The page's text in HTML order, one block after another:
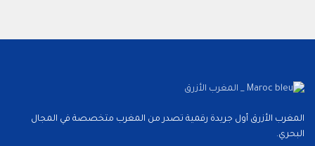
المغرب الأزرق أول جريدة رقمية تصدر من المغرب متخصصة في المجال
البحري.